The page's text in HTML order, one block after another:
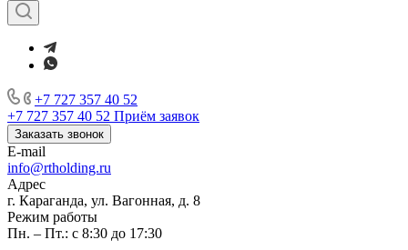
+7 727 357 40 52
+7 727 357 40 52 Приём заявок
Заказать звонок
E-mail
info@rtholding.ru
Адрес
г. Караганда, ул. Вагонная, д. 8
Режим работы
Пн. – Пт.: с 8:30 до 17:30